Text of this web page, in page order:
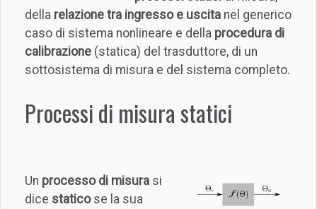
della relazione tra ingresso e uscita nel generico
caso di sistema nonlineare e della procedura di
calibrazione (statica) del trasduttore, di un
sottosistema di misura e del sistema completo.
Processi di misura statici
Un processo di misura si
dice statico se la sua